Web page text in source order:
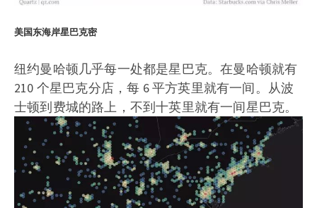
美国东海岸星巴克密
纽约曼哈顿几乎每一处都是星巴克。在曼哈顿就有
210 个星巴克分店，每 6 平方英里就有一间。从波
士顿到费城的路上，不到十英里就有一间星巴克。